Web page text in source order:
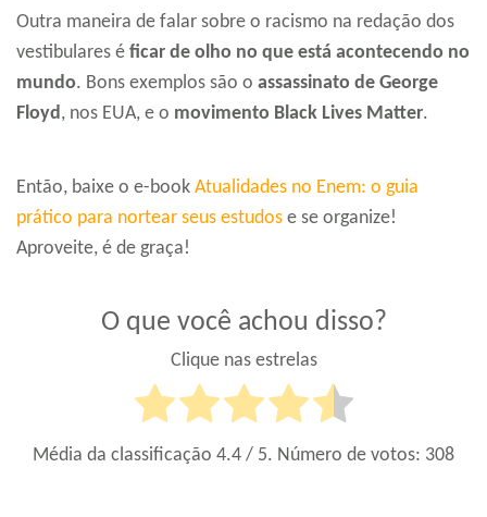
Outra maneira de falar sobre o racismo na redação dos
vestibulares é ficar de olho no que está acontecendo no
mundo. Bons exemplos são o assassinato de George
Floyd, nos EUA, e o movimento Black Lives Matter.
Então, baixe o e-book Atualidades no Enem: o guia
prático para nortear seus estudos e se organize!
Aproveite, é de graça!
O que você achou disso?
Clique nas estrelas
Média da classificação 4.4 / 5. Número de votos: 308